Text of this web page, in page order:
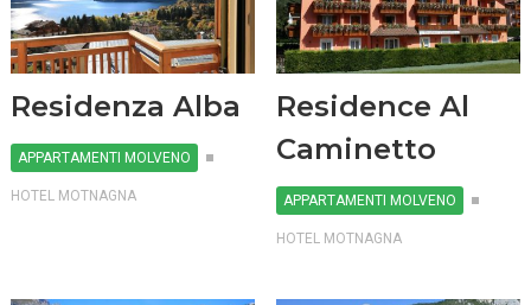
Residenza Alba
APPARTAMENTI MOLVENO
HOTEL MOTNAGNA
Residence Al
Caminetto
APPARTAMENTI MOLVENO
HOTEL MOTNAGNA